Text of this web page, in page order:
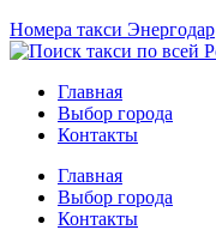
Номера такси Энергодар
Главная
Выбор города
Контакты
Главная
Выбор города
Контакты